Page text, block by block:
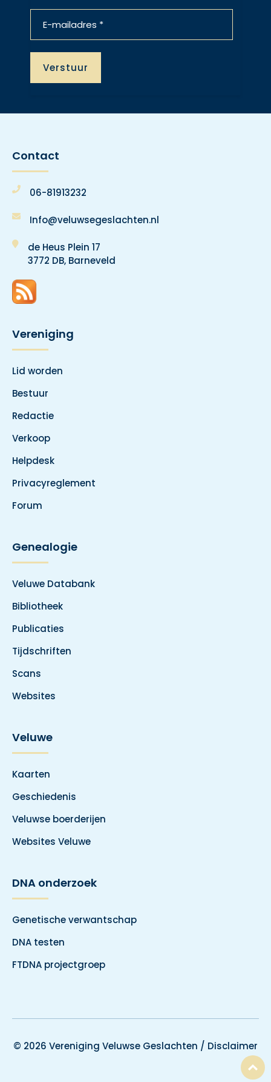
Contact
06-81913232
Info@veluwsegeslachten.nl
de Heus Plein 17
3772 DB, Barneveld
Vereniging
Lid worden
Bestuur
Redactie
Verkoop
Helpdesk
Privacyreglement
Forum
Genealogie
Veluwe Databank
Bibliotheek
Publicaties
Tijdschriften
Scans
Websites
Veluwe
Kaarten
Geschiedenis
Veluwse boerderijen
Websites Veluwe
DNA onderzoek
Genetische verwantschap
DNA testen
FTDNA projectgroep
© 2026 Vereniging Veluwse Geslachten / Disclaimer